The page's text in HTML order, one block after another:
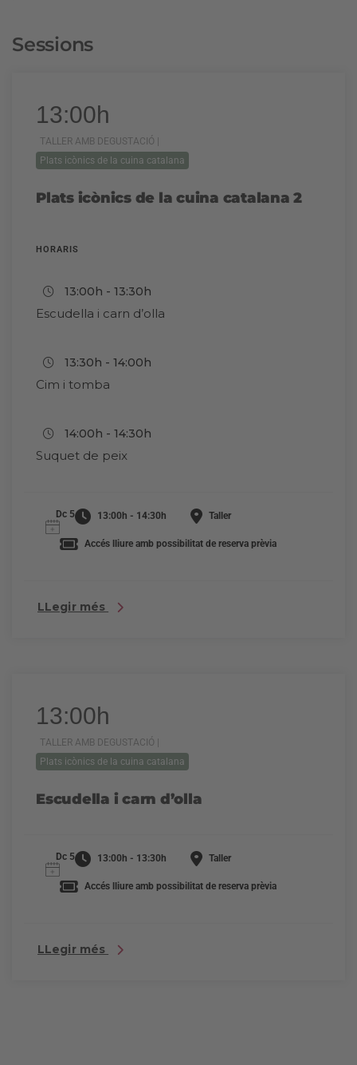
Sessions
13:00h
TALLER AMB DEGUSTACIÓ |
Plats icònics de la cuina catalana
Plats icònics de la cuina catalana 2
HORARIS
13:00h - 13:30h
Escudella i carn d’olla
13:30h - 14:00h
Cim i tomba
14:00h - 14:30h
Suquet de peix
Dc 5 13:00h - 14:30h Taller
Accés lliure amb possibilitat de reserva prèvia
LLegir més
13:00h
TALLER AMB DEGUSTACIÓ |
Plats icònics de la cuina catalana
Escudella i carn d’olla
Dc 5 13:00h - 13:30h Taller
Accés lliure amb possibilitat de reserva prèvia
LLegir més